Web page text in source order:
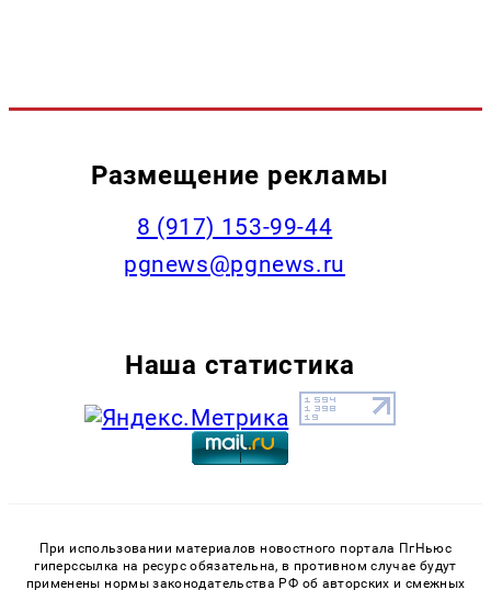
Размещение рекламы
‭8 (917) 153-99-44
pgnews@pgnews.ru
Наша статистика
При использовании материалов новостного портала ПгНьюс
гиперссылка на ресурс обязательна, в противном случае будут
применены нормы законодательства РФ об авторских и смежных